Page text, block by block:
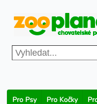
Pro Psy Pro Kočky